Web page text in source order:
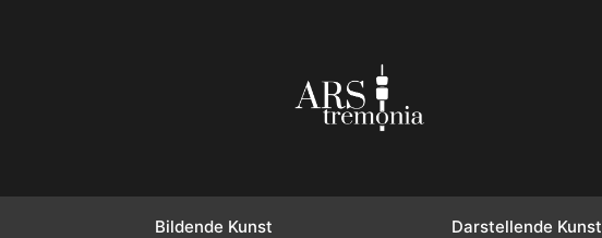
Bildende Kunst Darstellende Kunst